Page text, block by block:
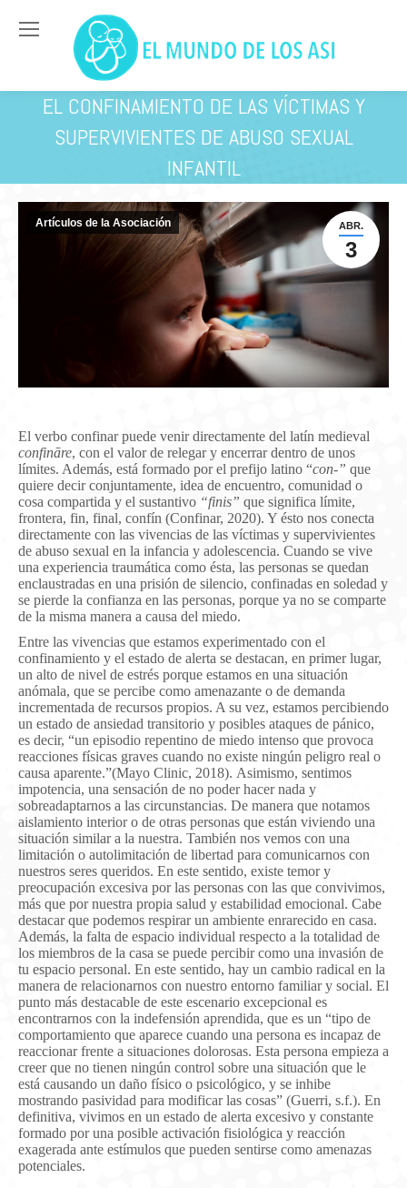
EL CONFINAMIENTO DE LAS VÍCTIMAS Y
SUPERVIVIENTES DE ABUSO SEXUAL
INFANTIL
ABR.
3
Artículos de la Asociación
El verbo confinar puede venir directamente del latín medieval
confināre, con el valor de relegar y encerrar dentro de unos
límites. Además, está formado por el prefijo latino “con-” que
quiere decir conjuntamente, idea de encuentro, comunidad o
cosa compartida y el sustantivo “finis” que significa límite,
frontera, fin, final, confín (Confinar, 2020). Y ésto nos conecta
directamente con las vivencias de las víctimas y supervivientes
de abuso sexual en la infancia y adolescencia. Cuando se vive
una experiencia traumática como ésta, las personas se quedan
enclaustradas en una prisión de silencio, confinadas en soledad y
se pierde la confianza en las personas, porque ya no se comparte
de la misma manera a causa del miedo.
Entre las vivencias que estamos experimentado con el
confinamiento y el estado de alerta se destacan, en primer lugar,
un alto de nivel de estrés porque estamos en una situación
anómala, que se percibe como amenazante o de demanda
incrementada de recursos propios. A su vez, estamos percibiendo
un estado de ansiedad transitorio y posibles ataques de pánico,
es decir, “un episodio repentino de miedo intenso que provoca
reacciones físicas graves cuando no existe ningún peligro real o
causa aparente.”(Mayo Clinic, 2018). Asimismo, sentimos
impotencia, una sensación de no poder hacer nada y
sobreadaptarnos a las circunstancias. De manera que notamos
aislamiento interior o de otras personas que están viviendo una
situación similar a la nuestra. También nos vemos con una
limitación o autolimitación de libertad para comunicarnos con
nuestros seres queridos. En este sentido, existe temor y
preocupación excesiva por las personas con las que convivimos,
más que por nuestra propia salud y estabilidad emocional. Cabe
destacar que podemos respirar un ambiente enrarecido en casa.
Además, la falta de espacio individual respecto a la totalidad de
los miembros de la casa se puede percibir como una invasión de
tu espacio personal. En este sentido, hay un cambio radical en la
manera de relacionarnos con nuestro entorno familiar y social. El
punto más destacable de este escenario excepcional es
encontrarnos con la indefensión aprendida, que es un “tipo de
comportamiento que aparece cuando una persona es incapaz de
reaccionar frente a situaciones dolorosas. Esta persona empieza a
creer que no tienen ningún control sobre una situación que le
está causando un daño físico o psicológico, y se inhibe
mostrando pasividad para modificar las cosas” (Guerri, s.f.). En
definitiva, vivimos en un estado de alerta excesivo y constante
formado por una posible activación fisiológica y reacción
exagerada ante estímulos que pueden sentirse como amenazas
potenciales.